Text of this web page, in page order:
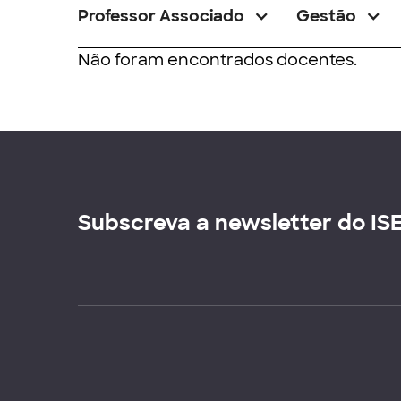
Professor Associado Gestão
Não foram encontrados docentes.
Subscreva a newsletter do